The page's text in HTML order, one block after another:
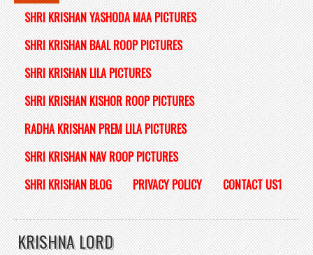
SHRI KRISHAN YASHODA MAA PICTURES
SHRI KRISHAN BAAL ROOP PICTURES
SHRI KRISHAN LILA PICTURES
SHRI KRISHAN KISHOR ROOP PICTURES
RADHA KRISHAN PREM LILA PICTURES
SHRI KRISHAN NAV ROOP PICTURES
SHRI KRISHAN BLOG
PRIVACY POLICY CONTACT US1
KRISHNA LORD